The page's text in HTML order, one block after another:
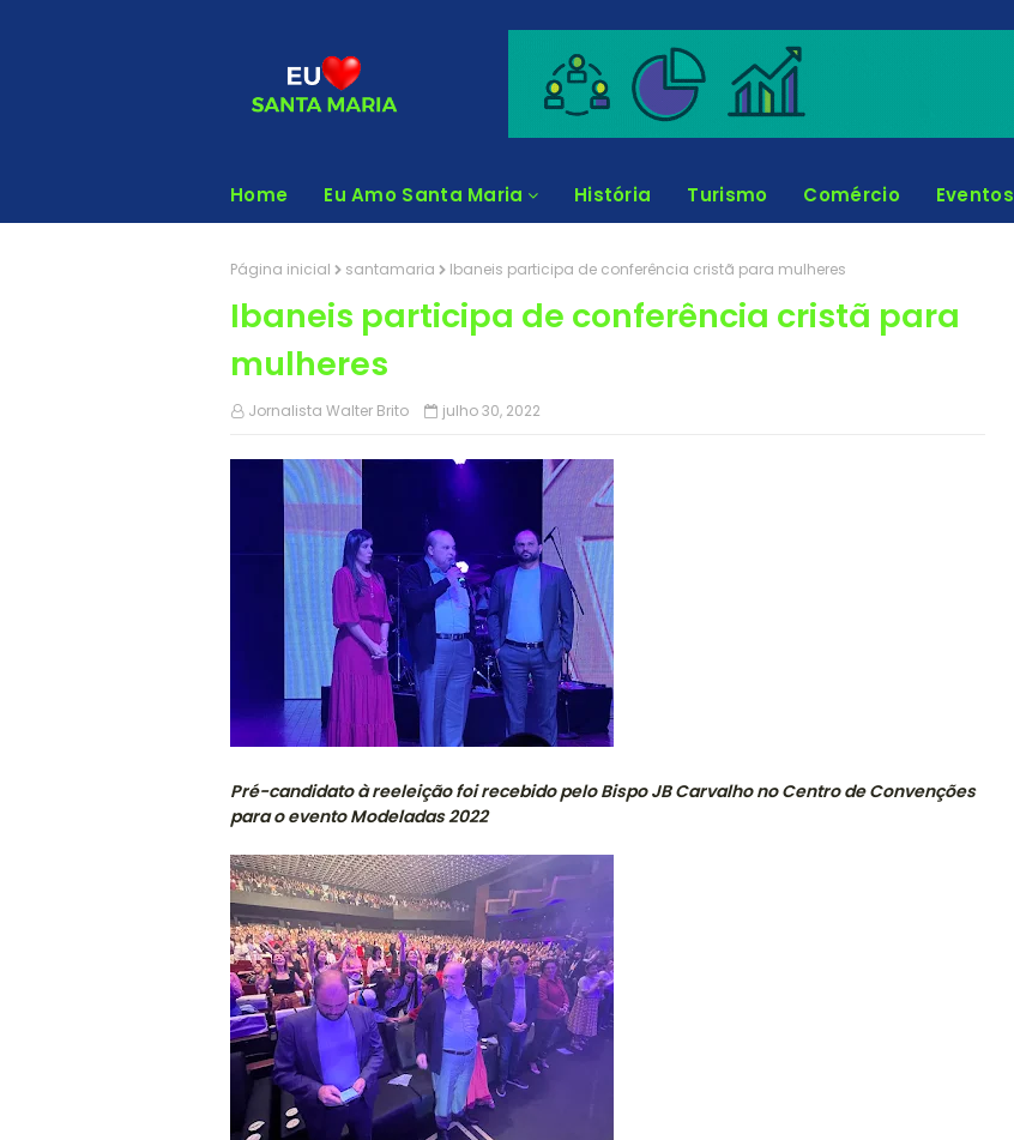
Home Eu Amo Santa Maria História Turismo Comércio Eventos
Página inicial santamaria Ibaneis participa de conferência cristã para mulheres
Ibaneis participa de conferência cristã para
mulheres
Jornalista Walter Brito julho 30, 2022
Pré-candidato à reeleição foi recebido pelo Bispo JB Carvalho no Centro de Convenções
para o evento Modeladas 2022